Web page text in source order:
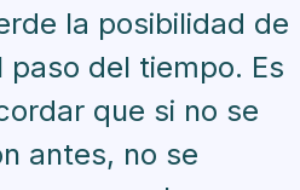
la posibilidad de
paso del tiempo. Es
que si no se
antes, no se